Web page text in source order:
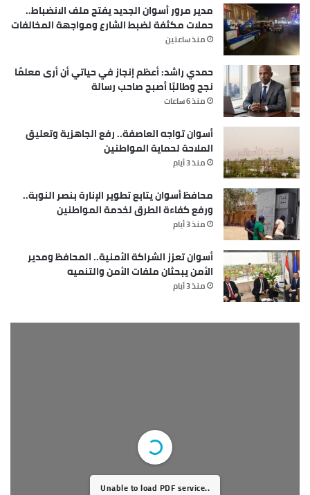
مدير مرور أسوان الجديد يفتح ملف الانضباط..
حملات مكثفة لضبط الشارع ومواجهة المخالفات
منذ ساعتين
حمدي راشد: أعظم إنجاز في حياتي أن أرى معلمًا
نجح وطالبًا أصبح صاحب رسالة
منذ 6 ساعات
أسوان تواجه العاصفة.. رفع الجاهزية وتعليق
الملاحة لحماية المواطنين
منذ 3 أيام
محافظ أسوان يتابع تطوير الإنارة بنصر النوبة..
ورفع كفاءة الطرق لخدمة المواطنين
منذ 3 أيام
أسوان تعزز الشراكة الأمنية.. المحافظ ومدير
الأمن يبحثان ملفات الأمن والتنميه
منذ 3 أيام
Unable to load PDF service..